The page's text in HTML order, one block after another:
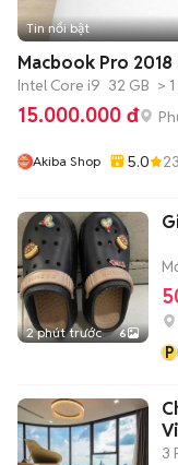
Tin nổi bật
Macbook Pro 2018
Intel Core i9 32 GB >
15.000.000 đ
Akiba Shop 5.0 23
2 phút trước 6
P
3